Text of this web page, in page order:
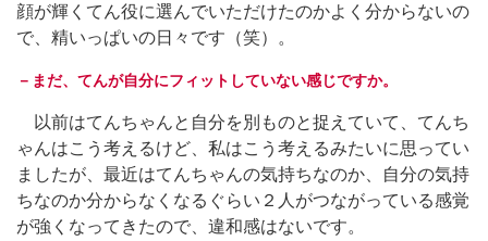
顔が輝くてん役に選んでいただけたのかよく分からないの
で、精いっぱいの日々です（笑）。
－まだ、てんが自分にフィットしていない感じですか。
以前はてんちゃんと自分を別ものと捉えていて、てんち
ゃんはこう考えるけど、私はこう考えるみたいに思ってい
ましたが、最近はてんちゃんの気持ちなのか、自分の気持
ちなのか分からなくなるぐらい２人がつながっている感覚
が強くなってきたので、違和感はないです。